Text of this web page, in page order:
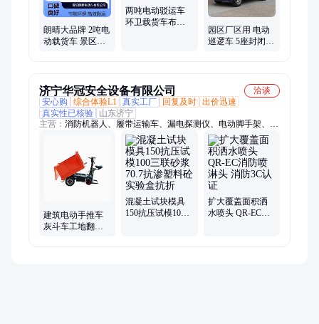
朗晴大品牌 2吨电
动载货车 景区酒
两吨电动驳运车
环卫载货车布草
园区厂区用 电动
巡逻车 5座封闭敞
济宁华冠安全设备有限公司
洽谈
安心购
综合体验L1 真实工厂 回复及时 出价迅速
真实性已核验
山东济宁
主营： 消防机器人、履带运输车、漏电探测仪、电动脚手架、巡
检机器人、消防箱、消防服、破拆工具组、干粉灭火器、打药喷
雾机、传感器、电磁阀、保护器、装载机电子秤、砌筑升降平
台、光伏板升降机、内撑吊具、混凝土振动棒、打标机、裁剪
机、研磨机、压铆机、小型装载机、洗消剂、防爆风机
建筑电动手推车
灰斗车工地翻斗
混凝土试块模具
150抗压试模100
扩大覆盖面积洒
水喷头 QR-EC消